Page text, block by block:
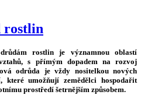
rostlin
rostlin je významnou oblastí
s přímým dopadem na rozvoj
odrůda je vždy nositelkou nových
které umožňují zemědělci hospodařit
prostředí šetrnějším způsobem.